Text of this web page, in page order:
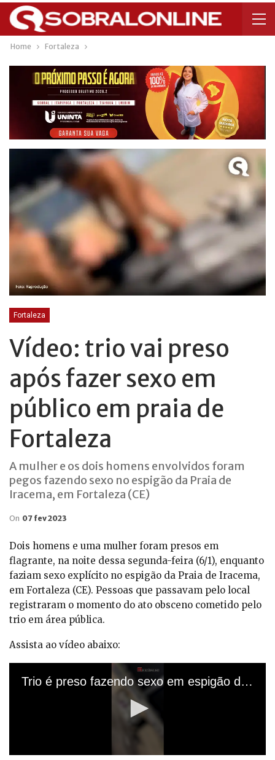
Home Fortaleza
Fortaleza
Vídeo: trio vai preso
após fazer sexo em
público em praia de
Fortaleza
A mulher e os dois homens envolvidos foram
pegos fazendo sexo no espigão da Praia de
Iracema, em Fortaleza (CE)
On 07 fev 2023
Dois homens e uma mulher foram presos em
flagrante, na noite dessa segunda-feira (6/1), enquanto
faziam sexo explícito no espigão da Praia de Iracema,
em Fortaleza (CE). Pessoas que passavam pelo local
registraram o momento do ato obsceno cometido pelo
trio em área pública.
Assista ao vídeo abaixo: